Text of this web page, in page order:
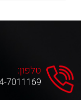
טלפון:
7011169